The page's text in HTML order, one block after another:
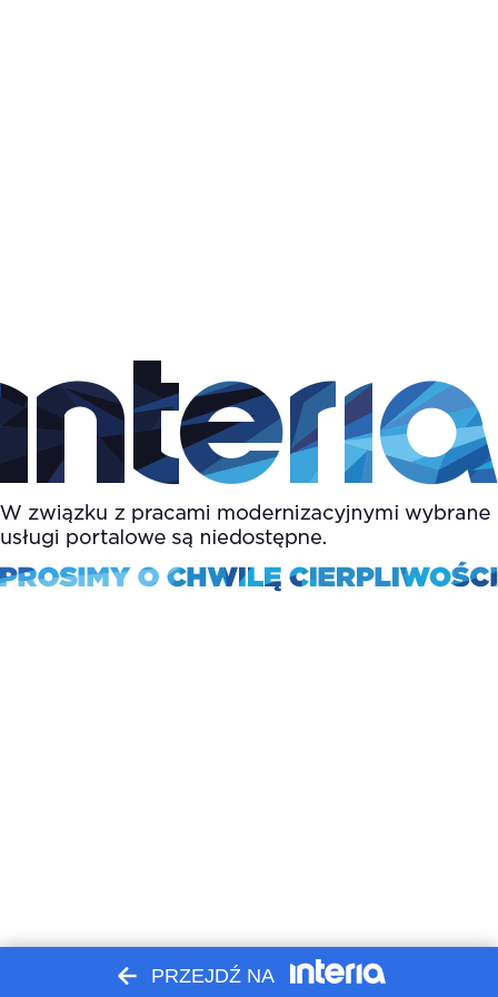
PRZEJDŹ NA